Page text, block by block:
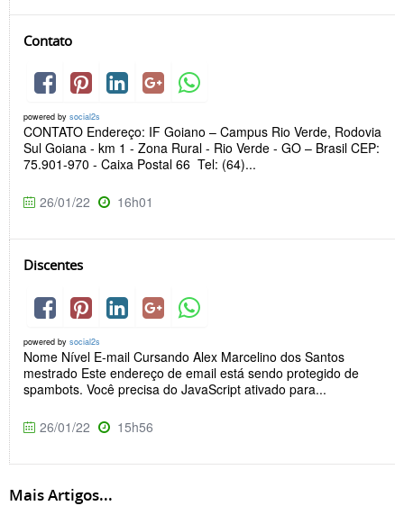
Contato
powered by social2s
CONTATO Endereço: IF Goiano – Campus Rio Verde, Rodovia
Sul Goiana - km 1 - Zona Rural - Rio Verde - GO – Brasil CEP:
75.901-970 - Caixa Postal 66 Tel: (64)...
26/01/22 16h01
Discentes
powered by social2s
Nome Nível E-mail Cursando Alex Marcelino dos Santos
mestrado Este endereço de email está sendo protegido de
spambots. Você precisa do JavaScript ativado para...
26/01/22 15h56
Mais Artigos...